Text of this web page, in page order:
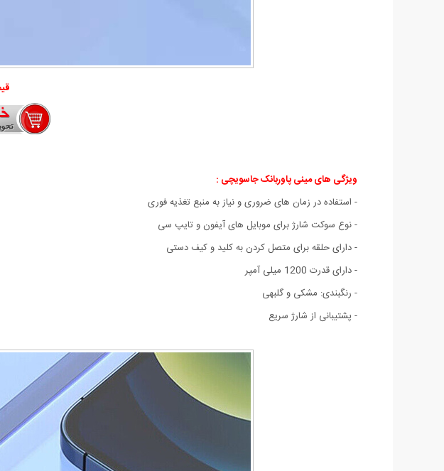
ویژگی های مینی پاوربانک جاسویچی :
- استفاده در زمان های ضروری و نیاز به منبع تغذیه فوری
- نوع سوکت شارژ برای موبایل های آیفون و تایپ سی
- دارای حلقه برای متصل کردن به کلید و کیف دستی
- دارای قدرت 1200 میلی آمپر
- رنگبندی: مشکی و گلبهی
- پشتیبانی از شارژ سریع